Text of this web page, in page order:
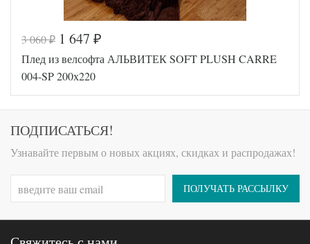
Код товара
558-381
Артикул
AL200092
5613291
Размер пледа/
покрывала
Ткань
Велсофт
Производитель АльВиТек
(Россия)
3 060₽ 1 647 ₽
Плед из велсофта АЛЬВИТЕК SOFT PLUSH CARRE
004-SP 200х220
ПОДПИСАТЬСЯ!
Узнавайте первым о новых акциях, скидках и распродажах!
ПОЛУЧАТЬ РАССЫЛКУ